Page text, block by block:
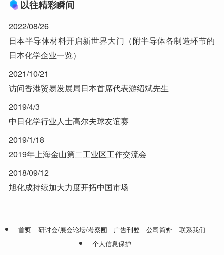
以往精彩瞬间
2022/08/26
日本半导体材料开启新世界大门（附半导体各制造环节的
日本化学企业一览）
2021/10/21
访问香港贸易发展局日本首席代表游绍斌先生
2019/4/3
中日化学行业人士高尔夫球友谊赛
2019/1/18
2019年上海金山第二工业区工作交流会
2018/09/12
旭化成持续加大力度开拓中国市场
首页 研讨会/展会论坛/考察团 广告刊登 公司简介
联系我们
个人信息保护